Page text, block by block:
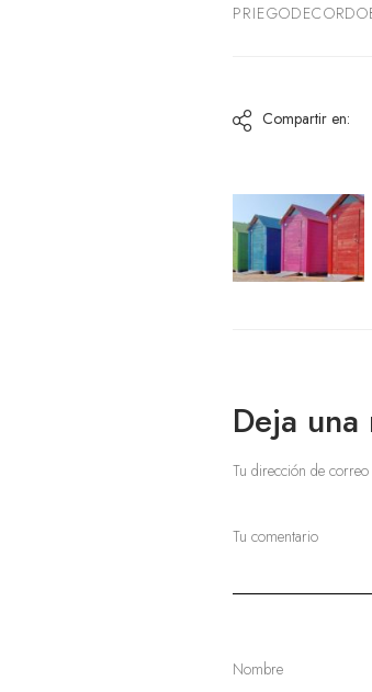
Compartir en:
Deja una
Tu dirección de